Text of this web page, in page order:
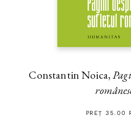
Constantin Noica,
PREȚ 35.00